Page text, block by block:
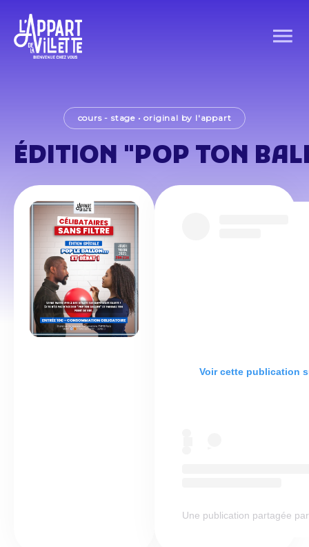
cours - stage•original by l'appart
ÉDITION "POP TON
Voir cette publication
Une publication partagée